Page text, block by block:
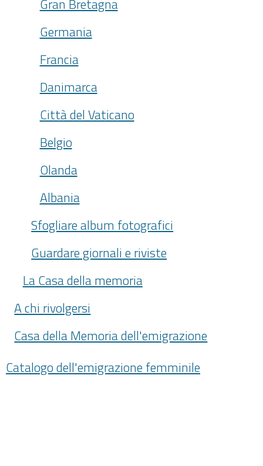
Gran Bretagna
Germania
Francia
Danimarca
Città del Vaticano
Belgio
Olanda
Albania
Sfogliare album fotografici
Guardare giornali e riviste
La Casa della memoria
A chi rivolgersi
Casa della Memoria dell'emigrazione
Catalogo dell'emigrazione femminile